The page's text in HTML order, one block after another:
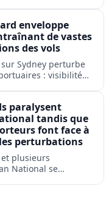
enveloppe
de vastes
des vols
Sydney perturbe
: visibilité
et
paralysent
tandis que
font face à
perturbations
plusieurs
National se
une période de forte